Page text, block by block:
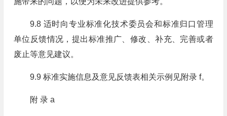
9.8 适时向专业标准化技术委员会和标准归口管理
单位反馈情况，提出标准推广、修改、补充、完善或者
废止等意见建议。
9.9 标准实施信息及意见反馈表相关示例见附录 f。
附 录 a